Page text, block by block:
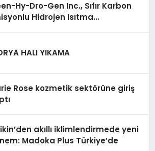
Hy-Dro-Gen Inc., Sıfır Karbon
Hidrojen Isıtma
HALI YIKAMA
Rose kozmetik sektörüne giriş
akıllı iklimlendirmede yeni
Madoka Plus Türkiye’de